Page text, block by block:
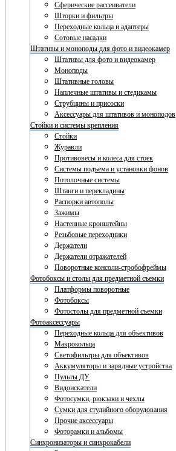
Сферические рассеиватели
Шторки и фильтры
Переходные кольца и адаптеры
Сотовые насадки
Штативы и моноподы для фото и видеокамер
Штативы для фото и видеокамер
Моноподы
Штативные головы
Наплечные штативы и стедикамы
Струбцины и присоски
Аксессуары для штативов и моноподов
Стойки и системы крепления
Стойки
Журавли
Противовесы и колеса для стоек
Системы подъема и установки фонов
Потолочные системы
Штанги и перекладины
Распорки автополы
Зажимы
Настенные кронштейны
Резьбовые переходники
Держатели
Держатели отражателей
Поворотные консоли-стробофреймы
Фотобоксы и столы для предметной съемки
Платформы поворотные
Фотобоксы
Фотостолы для предметной съемки
Фотоаксессуары
Переходные кольца для объективов
Макрокольца
Светофильтры для объективов
Аккумуляторы и зарядные устройства
Пульты ДУ
Видоискатели
Фотосумки, рюкзаки и чехлы
Сумки для студийного оборудования
Прочие аксессуары
Фоторамки и альбомы
Синхронизаторы и синхрокабели